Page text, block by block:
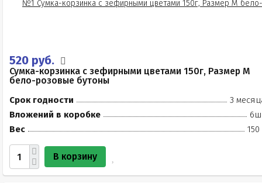
520 руб.
Сумка-корзинка с зефирными цветами 150г, Размер М
бело-розовые бутоны
Срок годности
3
Вложений в коробке
Вес
150
В корзину